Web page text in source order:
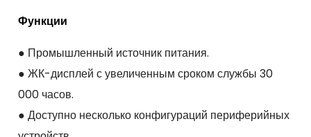
Функции
● Промышленный источник питания.
● ЖК-дисплей с увеличенным сроком службы 30
000 часов.
● Доступно несколько конфигураций периферийных